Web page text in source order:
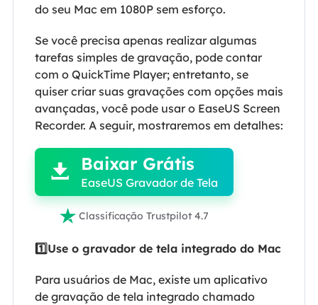
do seu Mac em 1080P sem esforço.
Se você precisa apenas realizar algumas
tarefas simples de gravação, pode contar
com o QuickTime Player; entretanto, se
quiser criar suas gravações com opções mais
avançadas, você pode usar o EaseUS Screen
Recorder. A seguir, mostraremos em detalhes:

 Baixar Grátis
EaseUS Gravador de Tela
 Classificação Trustpilot 4.7
1️⃣Use o gravador de tela integrado do Mac
Para usuários de Mac, existe um aplicativo
de gravação de tela integrado chamado